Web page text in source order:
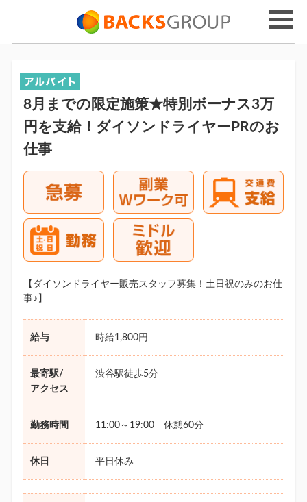
8月までの限定施策★特別ボーナス3万
円を支給！ダイソンドライヤーPRのお
仕事
【ダイソンドライヤー販売スタッフ募集！土日祝のみのお仕
事♪】
給与 時給1,800円
最寄駅/
アクセス
渋谷駅徒歩5分
勤務時間 11:00～19:00 休憩60分
休日 平日休み